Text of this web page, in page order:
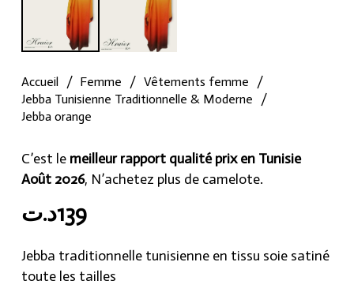
Accueil / Femme / Vêtements femme
/
Jebba Tunisienne Traditionnelle & Moderne
/
Jebba orange
C’est le meilleur rapport qualité prix en Tunisie
Août 2026, N’achetez plus de camelote.
139د.ت
Jebba traditionnelle tunisienne en tissu soie satiné
toute les tailles